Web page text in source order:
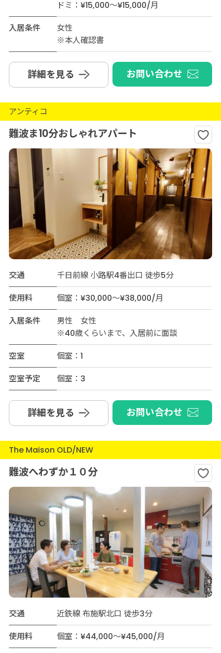
ドミ：¥15,000～¥15,000/月
入居条件
女性
※本人確認書
詳細を見る お問い合わせ
アンティコ
難波ま10分おしゃれアパート
交通
千日前線 小路駅4番出口 徒歩5分
使用料
個室：¥30,000～¥38,000/月
入居条件
男性 女性
※40歳くらいまで、入居前に面談
空室
個室：1
空室予定
個室：3
詳細を見る お問い合わせ
The Maison OLD/NEW
難波へわずか１０分
交通
近鉄線 布施駅北口 徒歩3分
使用料
個室：¥44,000～¥45,000/月